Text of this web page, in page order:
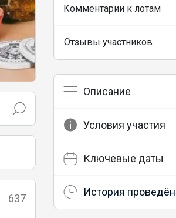
637
Комментарии к лотам
Отзывы участников
Описание
Условия участия
Ключевые даты
История